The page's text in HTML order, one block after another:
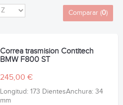
Comparar (0)
Correa trasmision Contitech
BMW F800 ST
245,00 €
Longitud: 173 DientesAnchura: 34
mm